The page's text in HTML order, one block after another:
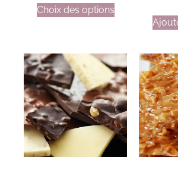
Choix des options